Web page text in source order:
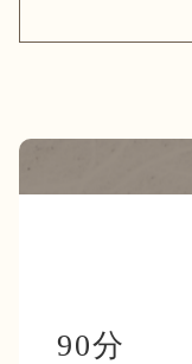
90分